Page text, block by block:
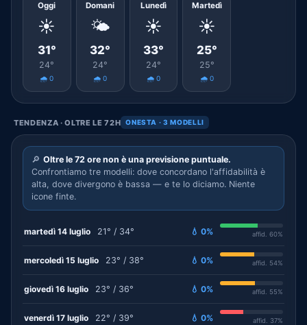
Oggi
☀️
31°
24°
🌧️ 0
Domani
🌤️
32°
24°
🌧️ 0
Lunedì
☀️
33°
24°
🌧️ 0
Martedì
☀️
25°
25°
🌧️ 0
TENDENZA · OLTRE LE 72H ONESTA · 3 MODELLI
🔎 Oltre le 72 ore non è una previsione puntuale.
Confrontiamo tre modelli: dove concordano l'affidabilità è
alta, dove divergono è bassa — e te lo diciamo. Niente
icone finte.
martedì 14 luglio 21° / 34° 💧 0% affid. 60%
mercoledì 15 luglio 23° / 38° 💧 0% affid. 54%
giovedì 16 luglio 23° / 36° 💧 0% affid. 55%
venerdì 17 luglio 22° / 39° 💧 0% affid. 37%